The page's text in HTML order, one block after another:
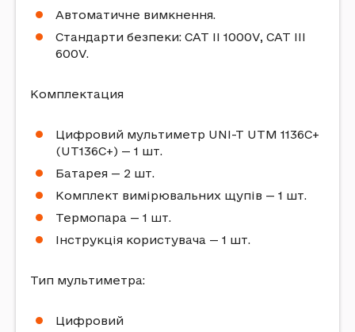
Автоматичне вимкнення.
Стандарти безпеки: CAT II 1000V, CAT III
600V.
Комплектация
Цифровий мультиметр UNI-T UTM 1136C+
(UT136C+) — 1 шт.
Батарея — 2 шт.
Комплект вимірювальних щупів — 1 шт.
Термопара — 1 шт.
Інструкція користувача — 1 шт.
Тип мультиметра:
Цифровий